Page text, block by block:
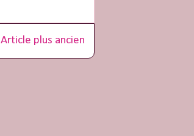
Article plus ancien